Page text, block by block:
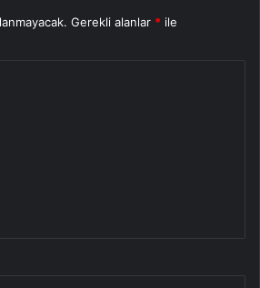
Gerekli alanlar * ile